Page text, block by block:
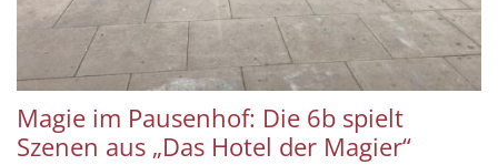
Magie im Pausenhof: Die 6b spielt
Szenen aus „Das Hotel der Magier“